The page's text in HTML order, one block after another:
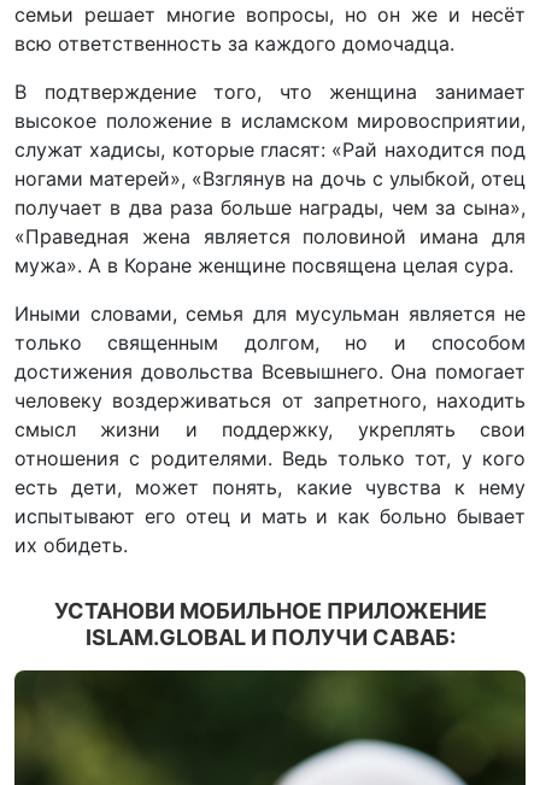
семьи решает многие вопросы, но он же и несёт
всю ответственность за каждого домочадца.
В подтверждение того, что женщина занимает
высокое положение в исламском мировосприятии,
служат хадисы, которые гласят: «Рай находится под
ногами матерей», «Взглянув на дочь с улыбкой, отец
получает в два раза больше награды, чем за сына»,
«Праведная жена является половиной имана для
мужа». А в Коране женщине посвящена целая сура.
Иными словами, семья для мусульман является не
только священным долгом, но и способом
достижения довольства Всевышнего. Она помогает
человеку воздерживаться от запретного, находить
смысл жизни и поддержку, укреплять свои
отношения с родителями. Ведь только тот, у кого
есть дети, может понять, какие чувства к нему
испытывают его отец и мать и как больно бывает
их обидеть.
УСТАНОВИ МОБИЛЬНОЕ ПРИЛОЖЕНИЕ
ISLAM.GLOBAL И ПОЛУЧИ САВАБ: